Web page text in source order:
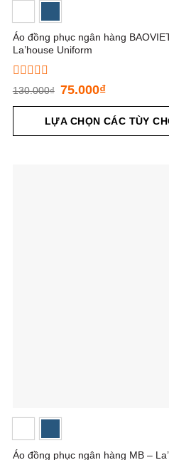
Áo đồng phục ngân hàng
La’house Uniform
Được
hạng
5
130.000₫ 75.000₫
LỰA CHỌN CÁC TÙY
Áo đồng phục ngân hàng MB –